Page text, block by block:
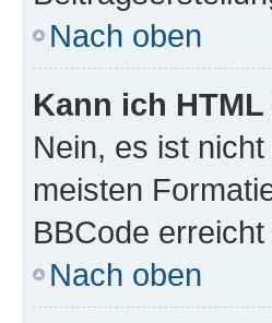
Nach oben
Kann ich
Nein, es ist
meisten
BBCode
Nach oben